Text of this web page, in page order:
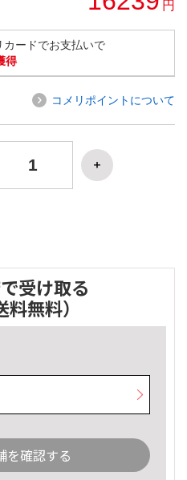
円
カードでお支払いで
得
コメリポイントについて
受け取る
料無料）
を確認する